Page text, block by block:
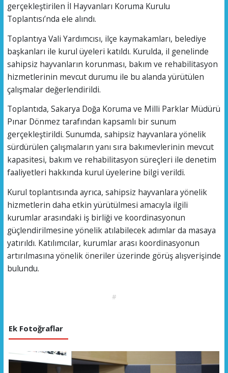
gerçekleştirilen İl Hayvanları Koruma Kurulu
Toplantısı’nda ele alındı.
Toplantıya Vali Yardımcısı, ilçe kaymakamları, belediye
başkanları ile kurul üyeleri katıldı. Kurulda, il genelinde
sahipsiz hayvanların korunması, bakım ve rehabilitasyon
hizmetlerinin mevcut durumu ile bu alanda yürütülen
çalışmalar değerlendirildi.
Toplantıda, Sakarya Doğa Koruma ve Milli Parklar Müdürü
Pınar Dönmez tarafından kapsamlı bir sunum
gerçekleştirildi. Sunumda, sahipsiz hayvanlara yönelik
sürdürülen çalışmaların yanı sıra bakımevlerinin mevcut
kapasitesi, bakım ve rehabilitasyon süreçleri ile denetim
faaliyetleri hakkında kurul üyelerine bilgi verildi.
Kurul toplantısında ayrıca, sahipsiz hayvanlara yönelik
hizmetlerin daha etkin yürütülmesi amacıyla ilgili
kurumlar arasındaki iş birliği ve koordinasyonun
güçlendirilmesine yönelik atılabilecek adımlar da masaya
yatırıldı. Katılımcılar, kurumlar arası koordinasyonun
artırılmasına yönelik öneriler üzerinde görüş alışverişinde
bulundu.
#
Ek Fotoğraflar